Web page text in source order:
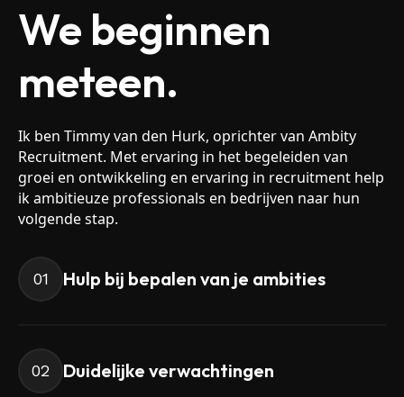
We beginnen
meteen.
Ik ben Timmy van den Hurk, oprichter van Ambity
Recruitment. Met ervaring in het begeleiden van
groei en ontwikkeling en ervaring in recruitment help
ik ambitieuze professionals en bedrijven naar hun
volgende stap.
01 Hulp bij bepalen van je ambities
02 Duidelijke verwachtingen